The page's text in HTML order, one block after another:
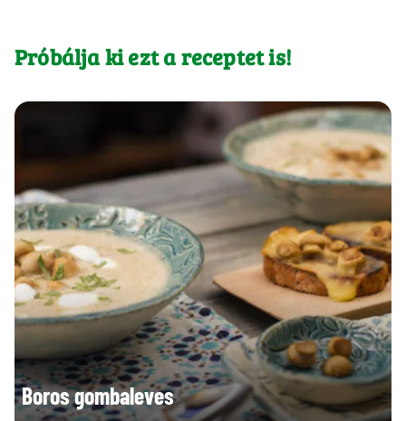
Próbálja ki ezt a receptet is!
Boros gombaleves